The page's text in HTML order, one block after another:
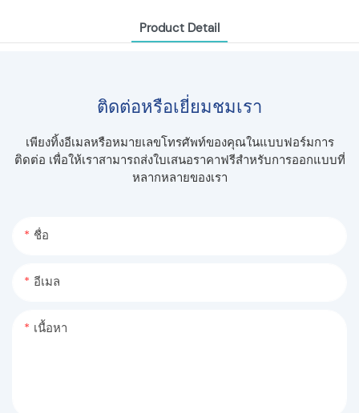
Product Detail
ติดต่อหรือเยี่ยมชมเรา
เพียงทิ้งอีเมลหรือหมายเลขโทรศัพท์ของคุณในแบบฟอร์มการ
ติดต่อ เพื่อให้เราสามารถส่งใบเสนอราคาฟรีสำหรับการออกแบบที่
หลากหลายของเรา
ชื่อ
อีเมล
เนื้อหา